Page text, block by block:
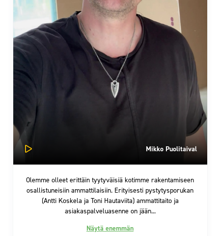
Mikko Puolitaival
Olemme olleet erittäin tyytyväisiä kotimme rakentamiseen
osallistuneisiin ammattilaisiin. Erityisesti pystytysporukan
(Antti Koskela ja Toni Hautaviita) ammattitaito ja
asiakaspalveluasenne on jään...
Näytä enemmän